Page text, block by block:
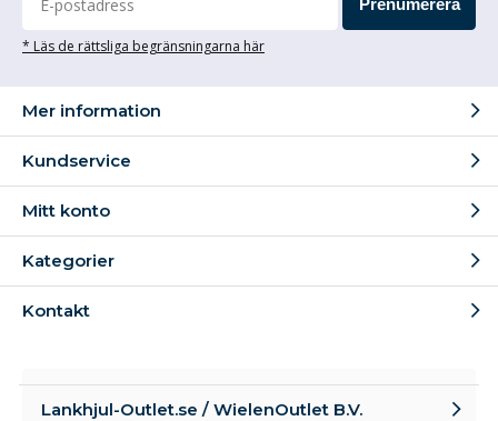
Prenumerera
* Läs de rättsliga begränsningarna här
Mer information
Kundservice
Mitt konto
Kategorier
Kontakt
Lankhjul-Outlet.se / WielenOutlet B.V.